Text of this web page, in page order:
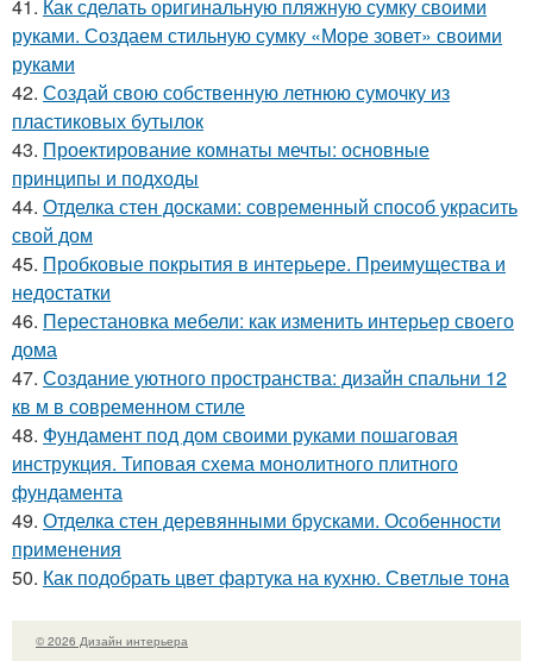
41. Как сделать оригинальную пляжную сумку своими
руками. Создаем стильную сумку «Море зовет» своими
руками
42. Создай свою собственную летнюю сумочку из
пластиковых бутылок
43. Проектирование комнаты мечты: основные
принципы и подходы
44. Отделка стен досками: современный способ украсить
свой дом
45. Пробковые покрытия в интерьере. Преимущества и
недостатки
46. Перестановка мебели: как изменить интерьер своего
дома
47. Создание уютного пространства: дизайн спальни 12
кв м в современном стиле
48. Фундамент под дом своими руками пошаговая
инструкция. Типовая схема монолитного плитного
фундамента
49. Отделка стен деревянными брусками. Особенности
применения
50. Как подобрать цвет фартука на кухню. Светлые тона
© 2026 Дизайн интерьера